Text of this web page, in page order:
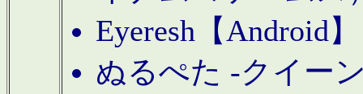
Eyeresh【Android
ぬるぺた -クイー